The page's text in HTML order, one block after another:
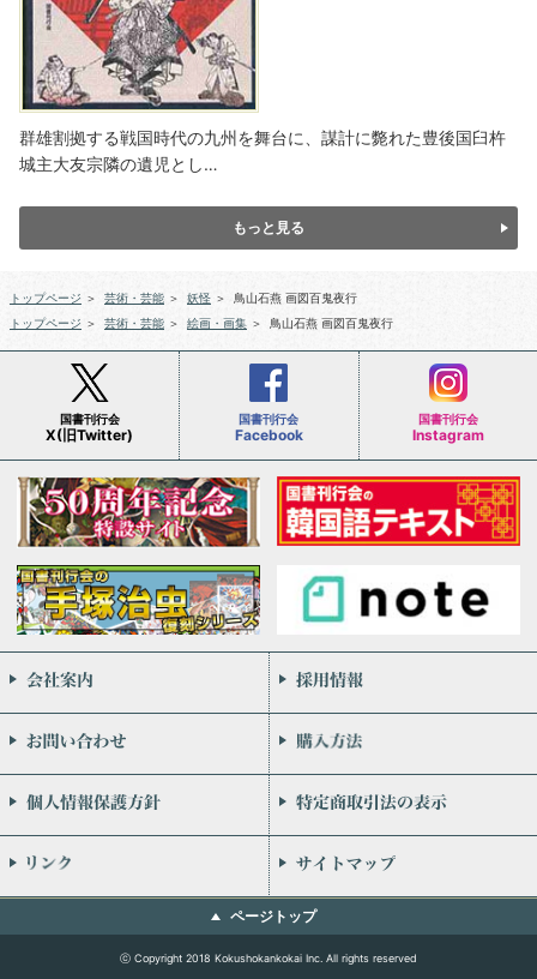
群雄割拠する戦国時代の九州を舞台に、謀計に斃れた豊後国臼杵
城主大友宗隣の遺児とし…
もっと見る
トップページ ＞ 芸術・芸能 ＞ 妖怪 ＞
鳥山石燕 画図百鬼夜行
トップページ ＞ 芸術・芸能 ＞ 絵画・画集 ＞ 鳥山石燕 画図百鬼夜行
国書刊行会
X(旧Twitter)
国書刊行会
Facebook
国書刊行会
Instagram
会社案内
お問い合わせ
個人情報保護方針
リンク
ページトップ
ⓒ Copyright 2018 Kokushokankokai Inc. All rights reserved